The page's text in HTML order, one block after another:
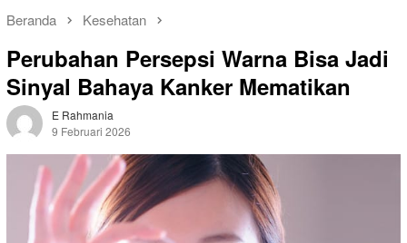
Beranda Kesehatan
Perubahan Persepsi Warna Bisa Jadi
Sinyal Bahaya Kanker Mematikan
E Rahmania
9 Februari 2026